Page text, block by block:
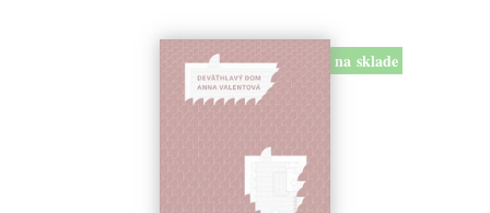
na sklade